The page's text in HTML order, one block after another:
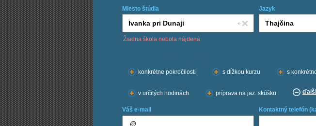
Miesto štúdia Jazyk
Žiadna škola nebola nájdená
konkrétne pokročilosti
s dĺžkou kurzu s
v určitých hodinách príprava na jaz. skúšku
Váš e-mail Kontaktný telefón